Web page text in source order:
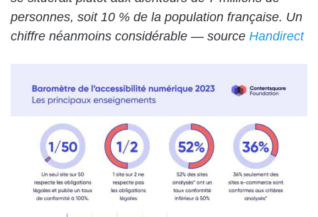
personnes, soit 10 % de la population française. Un
chiffre néanmoins considérable — source Handirect